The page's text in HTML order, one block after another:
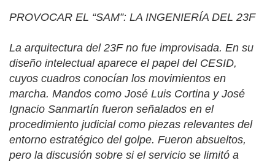
PROVOCAR EL “SAM”: LA INGENIERÍA DEL 23F
La arquitectura del 23F no fue improvisada. En su
diseño intelectual aparece el papel del CESID,
cuyos cuadros conocían los movimientos en
marcha. Mandos como José Luis Cortina y José
Ignacio Sanmartín fueron señalados en el
procedimiento judicial como piezas relevantes del
entorno estratégico del golpe. Fueron absueltos,
pero la discusión sobre si el servicio se limitó a